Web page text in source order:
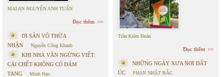
MAI AN NGUYỄN ANH TUẤN
Đọc thêm
DI SẢN VÔ THỪA
NHẬN
Nguyễn Công Khanh
KHI NHÀ VĂN NGỪNG VIẾT:
CÁI CHẾT KHÔNG CÓ ĐÁM
TANG
Minh Hạo
Trần Kiêm Đoàn
Đọc thêm
NHỮNG NGÀY XƯA NƠI ĐẤT
ÚC
PHAN NHẬT BẮC